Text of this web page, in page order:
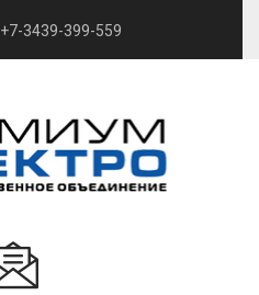
+7-3439-399-559